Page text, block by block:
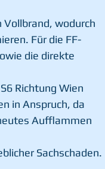
wodurch
Für die FF-
die direkte
Richtung Wien
in Anspruch, da
Aufflammen
Sachschaden.